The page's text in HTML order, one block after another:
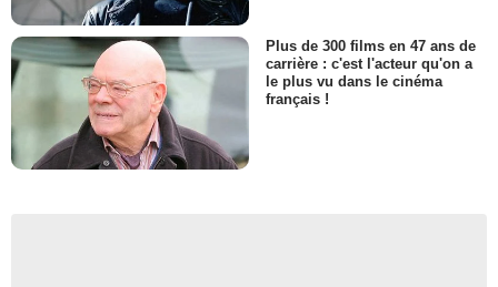
Plus de 300 films en 47 ans de
carrière : c'est l'acteur qu'on a
le plus vu dans le cinéma
français !